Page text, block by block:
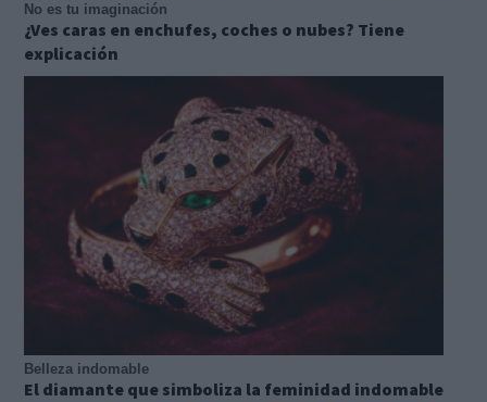
No es tu imaginación
¿Ves caras en enchufes, coches o nubes? Tiene
explicación
Belleza indomable
El diamante que simboliza la feminidad indomable